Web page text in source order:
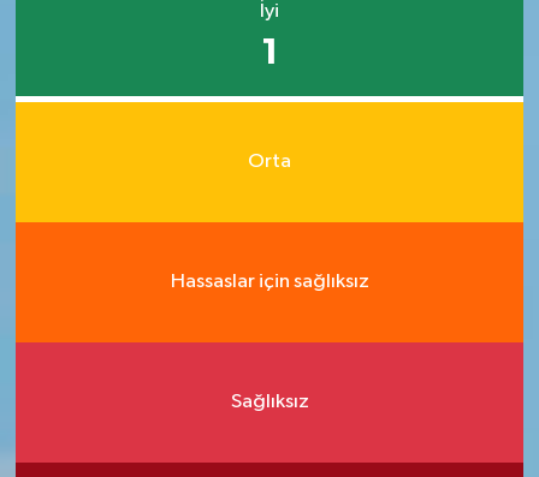
İyi
1
Orta
Hassaslar için sağlıksız
Sağlıksız